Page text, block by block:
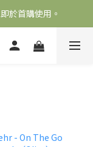
於首購使用。